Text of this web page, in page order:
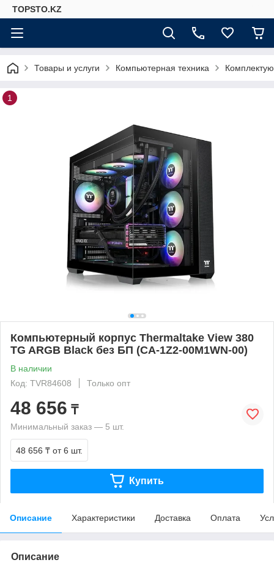
TOPSTO.KZ
Товары и услуги Компьютерная техника
1
Компьютерный корпус Thermaltake View 380
TG ARGB Black без БП (CA-1Z2-00M1WN-00)
В наличии
Код: TVR84608
Только опт
48 656 ₸
Минимальный заказ — 5 шт.
48 656 ₸ от 6 шт.
Купить
Описание Характеристики Доставка Оплата
Описание